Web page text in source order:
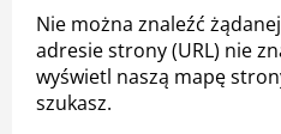
Nie można znaleźć
adresie strony (URL) nie
wyświetl naszą mapę
szukasz.